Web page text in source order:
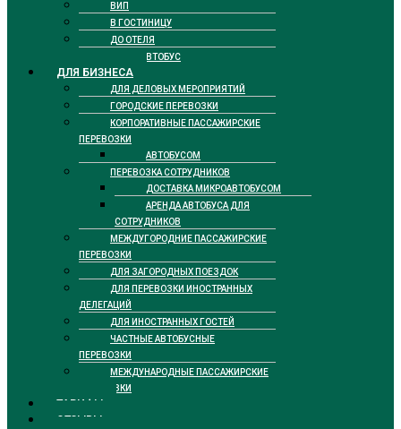
ВИП
В ГОСТИНИЦУ
ДО ОТЕЛЯ
ТАКСИ АВТОБУС
ДЛЯ БИЗНЕСА
ДЛЯ ДЕЛОВЫХ МЕРОПРИЯТИЙ
ГОРОДСКИЕ ПЕРЕВОЗКИ
КОРПОРАТИВНЫЕ ПАССАЖИРСКИЕ
ПЕРЕВОЗКИ
АВТОБУСОМ
ПЕРЕВОЗКА СОТРУДНИКОВ
ДОСТАВКА МИКРОАВТОБУСОМ
АРЕНДА АВТОБУСА ДЛЯ
СОТРУДНИКОВ
МЕЖДУГОРОДНИЕ ПАССАЖИРСКИЕ
ПЕРЕВОЗКИ
ДЛЯ ЗАГОРОДНЫХ ПОЕЗДОК
ДЛЯ ПЕРЕВОЗКИ ИНОСТРАННЫХ
ДЕЛЕГАЦИЙ
ДЛЯ ИНОСТРАННЫХ ГОСТЕЙ
ЧАСТНЫЕ АВТОБУСНЫЕ
ПЕРЕВОЗКИ
МЕЖДУНАРОДНЫЕ ПАССАЖИРСКИЕ
ПЕРЕВОЗКИ
ТАРИФЫ
ОТЗЫВЫ